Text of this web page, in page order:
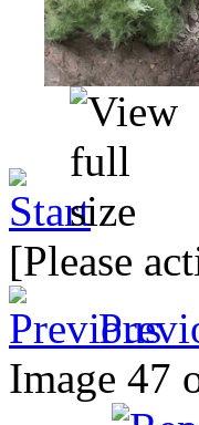
[Please
Image 47